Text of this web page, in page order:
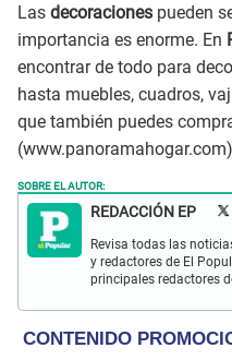
Las decoraciones pueden
importancia es enorme. En
encontrar de todo para
hasta muebles, cuadros,
que también puedes
SOBRE EL AUTOR:
REDACCIÓN EP
Revisa todas las
y redactores de El
principales redactores